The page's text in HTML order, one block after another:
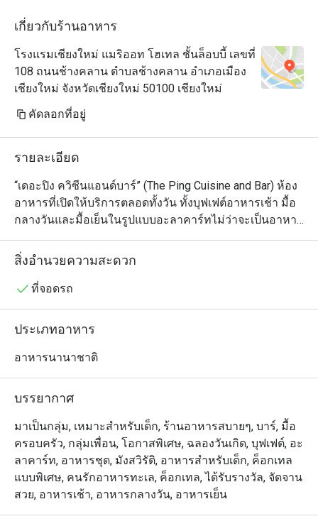
เกี่ยวกับร้านอาหาร
โรงแรมเชียงใหม่ แมริออท โฮเทล ชั้นล็อบบี้ เลขที่
108 ถนนช้างคลาน ตำบลช้างคลาน อำเภอเมือง
เชียงใหม่ จังหวัดเชียงใหม่ 50100 เชียงใหม่
คัดลอกที่อยู่
รายละเอียด
“เดอะปิง ควิซีนแอนด์บาร์” (The Ping Cuisine and Bar) ห้อง
อาหารที่เปิดให้บริการตลอดทั้งวัน ทั้งบุฟเฟต์อาหารเช้า มื้อ
กลางวันและมื้อเย็นในรูปแบบอะลาคาร์ทไม่ว่าจะเป็นอาหาร
นานาชาติ อาหารเอเชีย อาหารไทย อาหารท้องถิ่นที่คงไว้
ซึ่งรสชาติแบบต้นตำรับ ทว่านำเสนอการตกแต่งจานในสไตล์
ท้องถิ่น เพื่อเป็นการสนับสนุนผลผลิตจากชุมชนท้องถิ่นของ
สิ่งอำนวยความสะดวก
ที่จอดรถ
ประเภทอาหาร
อาหารนานาชาติ
บรรยากาศ
มาเป็นกลุ่ม, เหมาะสำหรับเด็ก, ร้านอาหารสบายๆ, บาร์, มื้อ
ครอบครัว, กลุ่มเพื่อน, โอกาสพิเศษ, ฉลองวันเกิด, บุฟเฟต์, อะ
ลาคาร์ท, อาหารชุด, มังสวิรัติ, อาหารสำหรับเด็ก, ค็อกเทล
แบบพิเศษ, คนรักอาหารทะเล, ค็อกเทล, ได้รับรางวัล, จัดจาน
สวย, อาหารเช้า, อาหารกลางวัน, อาหารเย็น